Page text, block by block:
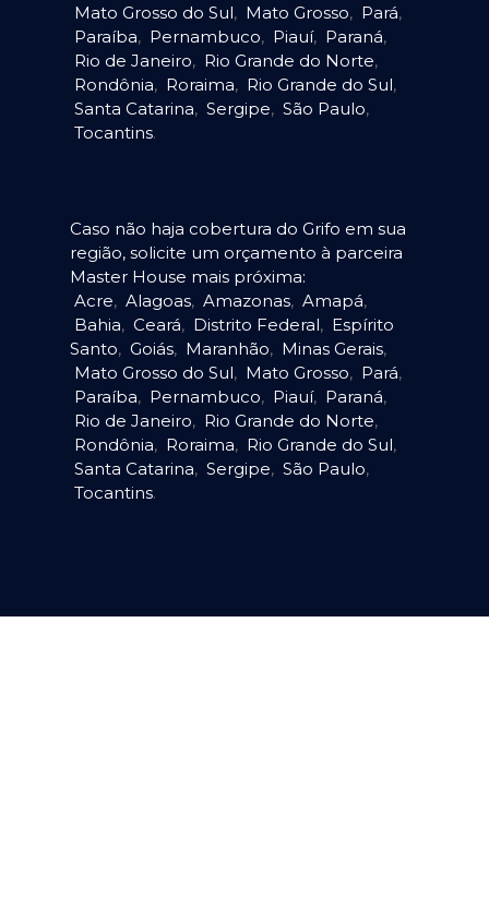
Mato Grosso do Sul, Mato Grosso, Pará,
Paraíba, Pernambuco, Piauí, Paraná,
Rio de Janeiro, Rio Grande do Norte,
Rondônia, Roraima, Rio Grande do Sul,
Santa Catarina, Sergipe, São Paulo,
Tocantins.
Caso não haja cobertura do Grifo em sua
região, solicite um orçamento à parceira
Master House mais próxima:
Acre, Alagoas, Amazonas, Amapá,
Bahia, Ceará, Distrito Federal, Espírito
Santo, Goiás, Maranhão, Minas Gerais,
Mato Grosso do Sul, Mato Grosso, Pará,
Paraíba, Pernambuco, Piauí, Paraná,
Rio de Janeiro, Rio Grande do Norte,
Rondônia, Roraima, Rio Grande do Sul,
Santa Catarina, Sergipe, São Paulo,
Tocantins.